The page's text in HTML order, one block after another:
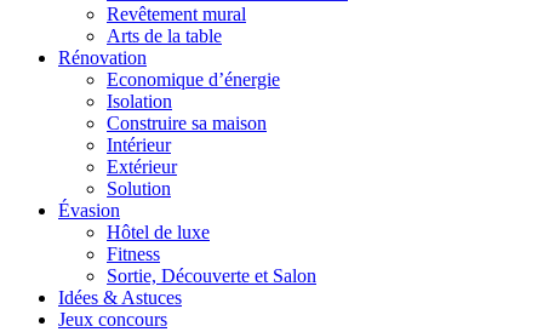
Revêtement mural
Arts de la table
Rénovation
Economique d’énergie
Isolation
Construire sa maison
Intérieur
Extérieur
Solution
Évasion
Hôtel de luxe
Fitness
Sortie, Découverte et Salon
Idées & Astuces
Jeux concours